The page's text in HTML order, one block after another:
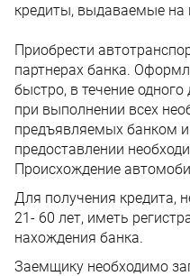
кредиты, выдаваемые на
Приобрести
партнерах банка.
быстро, в течение
при выполнении всех
предъявляемых банком и
предоставлении
Происхождение
Для получения кредита,
21- 60 лет, иметь
нахождения банка.
Заемщику необходимо